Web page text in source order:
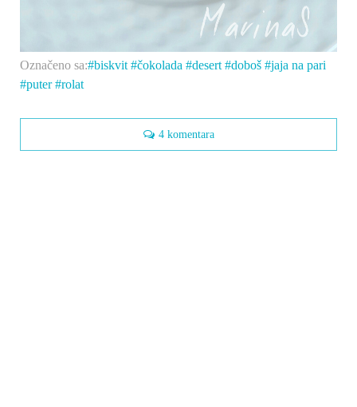
Označeno sa: biskvit čokolada desert doboš
jaja na pari
puter
rolat
4 komentara